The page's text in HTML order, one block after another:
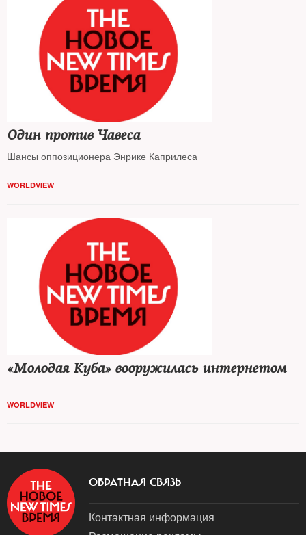
Один против Чавеса
Шансы оппозиционера Энрике Каприлеса
WORLDVIEW
«Молодая Куба» вооружилась интернетом
WORLDVIEW
ОБРАТНАЯ СВЯЗЬ
Контактная информация